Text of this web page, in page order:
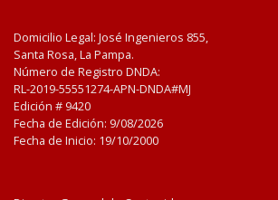
Domicilio Legal: José Ingenieros 855,
Santa Rosa, La Pampa.
Número de Registro DNDA:
RL-2019-55551274-APN-DNDA#MJ
Edición # 9420
Fecha de Edición: 9/08/2026
Fecha de Inicio: 19/10/2000